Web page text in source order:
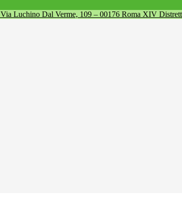
Via Luchino Dal Verme, 109 – 00176 Roma XIV